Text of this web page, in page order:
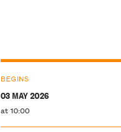
BEGINS
03 MAY 2026
at 10:00